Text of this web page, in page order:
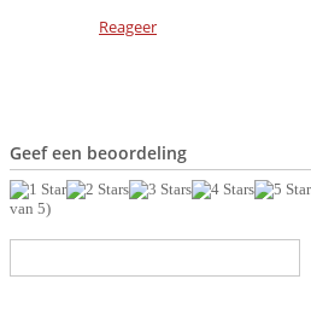
Reageer
Geef een beoordeling
van 5)